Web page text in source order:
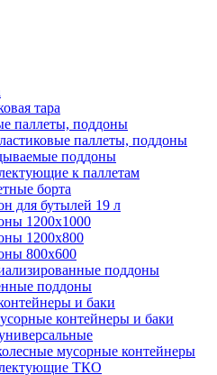
тара
паллеты, поддоны
паллеты, поддоны
поддоны
к паллетам
борта
для бутылей 19 л
1200х1000
1200х800
800х600
поддоны
поддоны
и баки
контейнеры и баки
мусорные контейнеры
ТКО